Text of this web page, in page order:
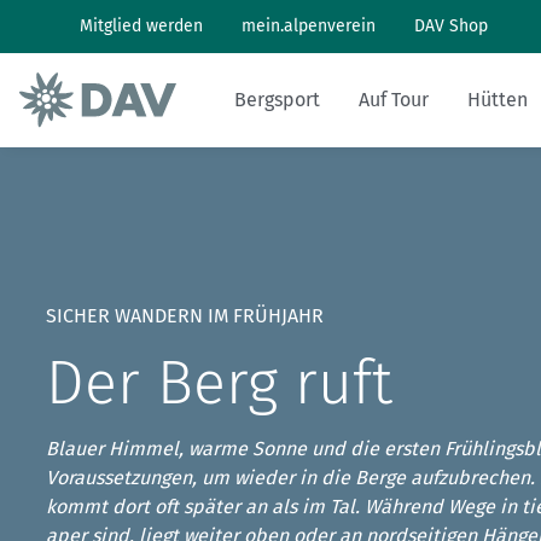
Mitglied werden mein.alpenverein DAV Shop
Bergsport
Mountainbiken: So geht's
Auf Tour Hütten
DAV Panorama App
Hüttensuche
Last-Minute-Hüttenbett
SICHER WANDERN IM FRÜHJAHR
Der Berg ruft
Blauer Himmel, warme Sonne und die ersten
Voraussetzungen, um wieder in die Berge
kommt dort oft später an als im Tal. Während Wege in
aper sind, liegt weiter oben oder an nordseitigen